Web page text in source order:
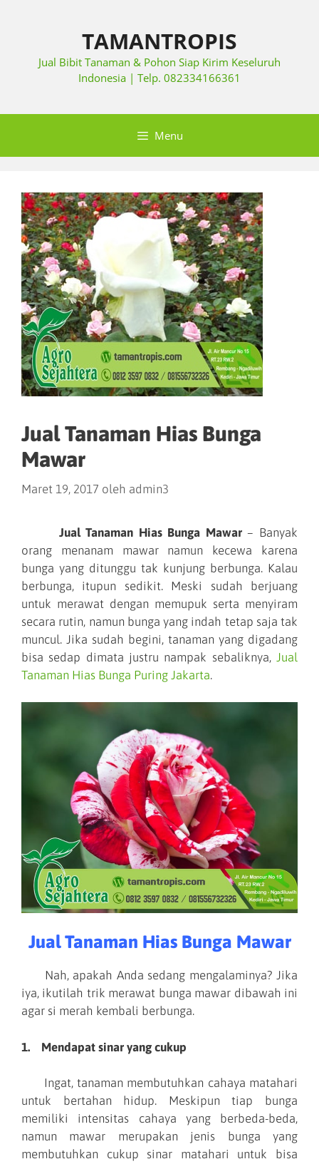
TAMANTROPIS
Jual Bibit Tanaman & Pohon Siap Kirim Keseluruh
Indonesia | Telp. 082334166361
Menu
Jual Tanaman Hias Bunga
Mawar
Maret 19, 2017 oleh admin3
Jual Tanaman Hias Bunga Mawar– Banyak
orang menanam mawar namun kecewa karena
bunga yang ditunggu tak kunjung berbunga. Kalau
berbunga, itupun sedikit. Meski sudah berjuang
untuk merawat dengan memupuk serta menyiram
secara rutin, namun bunga yang indah tetap saja tak
muncul. Jika sudah begini, tanaman yang digadang
bisa sedap dimata justru nampak sebaliknya, Jual
Tanaman Hias Bunga Puring Jakarta.
Jual Tanaman Hias Bunga Mawar
Nah, apakah Anda sedang mengalaminya? Jika
iya, ikutilah trik merawat bunga mawar dibawah ini
agar si merah kembali berbunga.
1. Mendapat sinar yang cukup
Ingat, tanaman membutuhkan cahaya matahari
untuk bertahan hidup. Meskipun tiap bunga
memiliki intensitas cahaya yang berbeda-beda,
namun mawar merupakan jenis bunga yang
membutuhkan cukup sinar matahari untuk bisa